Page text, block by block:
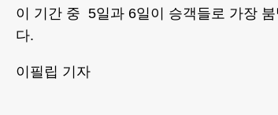
이 기간 중 5일과 6일이 승객들로 가장
다.
이필립 기자